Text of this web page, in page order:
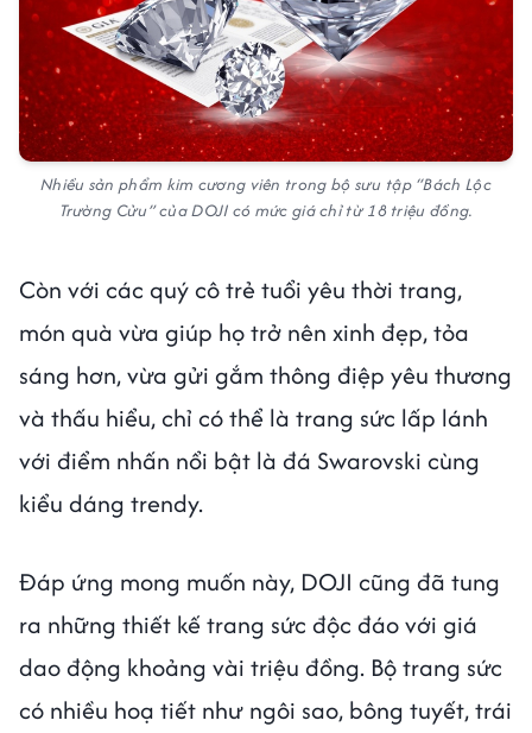
Nhiều sản phẩm kim cương viên trong bộ sưu tập “Bách Lộc
Trường Cửu” của DOJI có mức giá chỉ từ 18 triệu đồng.
Còn với các quý cô trẻ tuổi yêu thời trang,
món quà vừa giúp họ trở nên xinh đẹp, tỏa
sáng hơn, vừa gửi gắm thông điệp yêu thương
và thấu hiểu, chỉ có thể là trang sức lấp lánh
với điểm nhấn nổi bật là đá Swarovski cùng
kiểu dáng trendy.
Đáp ứng mong muốn này, DOJI cũng đã tung
ra những thiết kế trang sức độc đáo với giá
dao động khoảng vài triệu đồng. Bộ trang sức
có nhiều hoạ tiết như ngôi sao, bông tuyết, trái